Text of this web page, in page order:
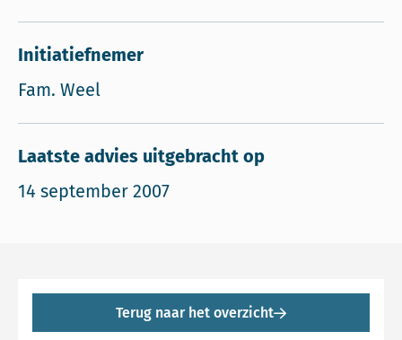
Initiatiefnemer
Fam. Weel
Laatste advies uitgebracht op
14 september 2007
Terug naar het overzicht